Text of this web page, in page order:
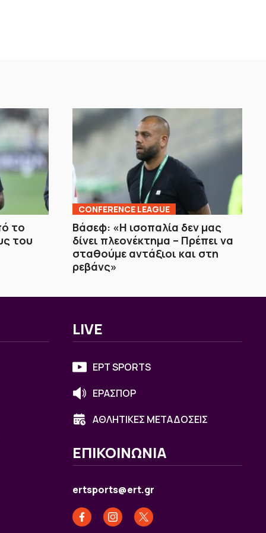
το
του
CONFERENCE LEAGUE
Βάσεφ: «Η ισοπαλία δεν μας
δίνει πλεονέκτημα – Πρέπει να
σταθούμε αντάξιοι και στη
ρεβάνς»
LIVE
ΕΡΤ SPORTS
ΕΡΑΣΠΟΡ
ΑΘΛΗΤΙΚΕΣ ΜΕΤΑΔΟΣΕΙΣ
ΕΠΙΚΟΙΝΩΝΙΑ
ertsports@ert.gr